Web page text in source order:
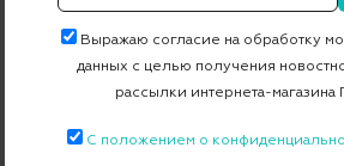
Примерка при доставке торговым
Выражаю согласие на обработку
данных с целью получения
рассылки интернета-
С положением о